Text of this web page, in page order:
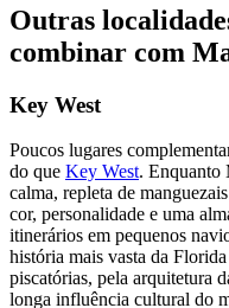
Outras
combinar com
Key West
Poucos lugares
do que Key West. Enquanto
calma, repleta de
cor, personalidade e uma
itinerários em pequenos
história mais vasta da
piscatórias, pela arquitetura
longa influência cultural do